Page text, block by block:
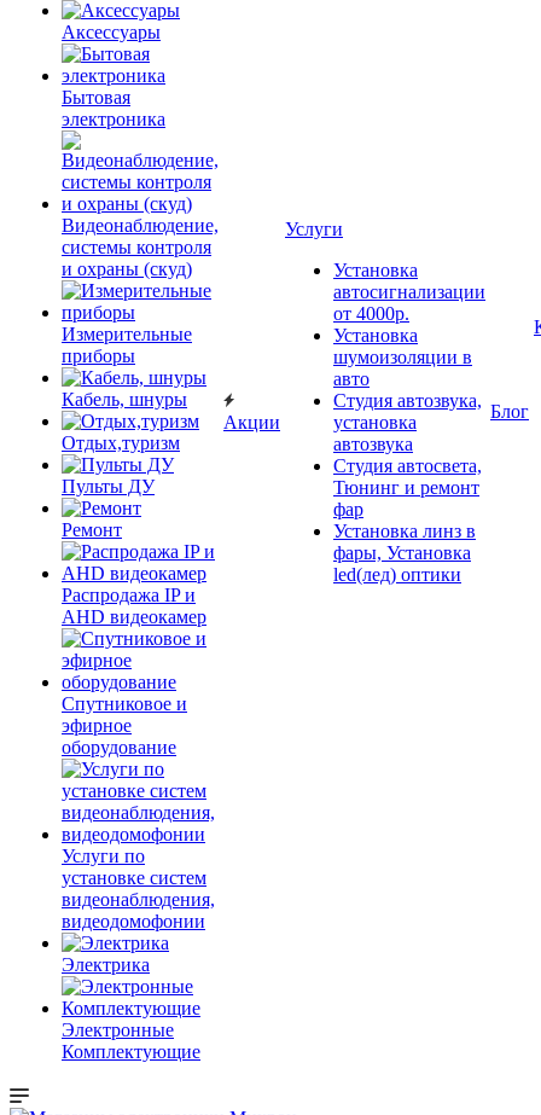
Аксессуары
Бытовая
электроника
Видеонаблюдение,
системы контроля
и охраны (скуд)
Измерительные
приборы
Кабель, шнуры
Отдых,туризм
Пульты ДУ
Ремонт
Распродажа IP и
AHD видеокамер
Спутниковое и
эфирное
оборудование
Услуги по
установке систем
видеонаблюдения,
видеодомофонии
Электрика
Электронные
Комплектующие
Акции
Услуги
Установка
автосигнализации
от 4000р.
Установка
шумоизоляции в
авто
Студия автозвука,
установка
автозвука
Студия автосвета,
Тюнинг и ремонт
фар
Установка линз в
фары, Установка
led(лед) оптики
Блог